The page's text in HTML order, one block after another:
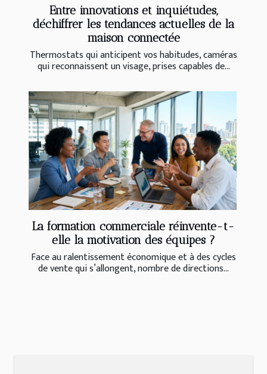
Entre innovations et inquiétudes,
déchiffrer les tendances actuelles de la
maison connectée
Thermostats qui anticipent vos habitudes, caméras
qui reconnaissent un visage, prises capables de...
La formation commerciale réinvente-t-
elle la motivation des équipes ?
Face au ralentissement économique et à des cycles
de vente qui s’allongent, nombre de directions...